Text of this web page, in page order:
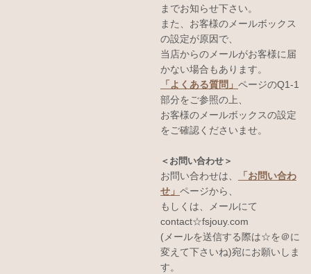
までお知らせ下さい。
また、お客様のメールボックス
の設定が原因で、
当店からのメールがお客様に届
かない場合もあります。
「よくある質問」 ページのQ1-1
部分をご参照の上、
お客様のメールボックスの設定
をご確認くださいませ。
＜お問い合わせ＞
お問い合わせは、
「お問い合わ
せ」 ページから、
もしくは、メールにて
contact☆fsjouy.com
(メールを送信する際は☆を＠に
変えて下さいね)宛にお願いしま
す。